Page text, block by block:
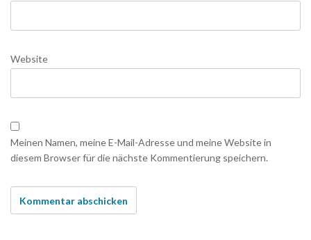
Website
Meinen Namen, meine E-Mail-Adresse und meine Website in
diesem Browser für die nächste Kommentierung speichern.